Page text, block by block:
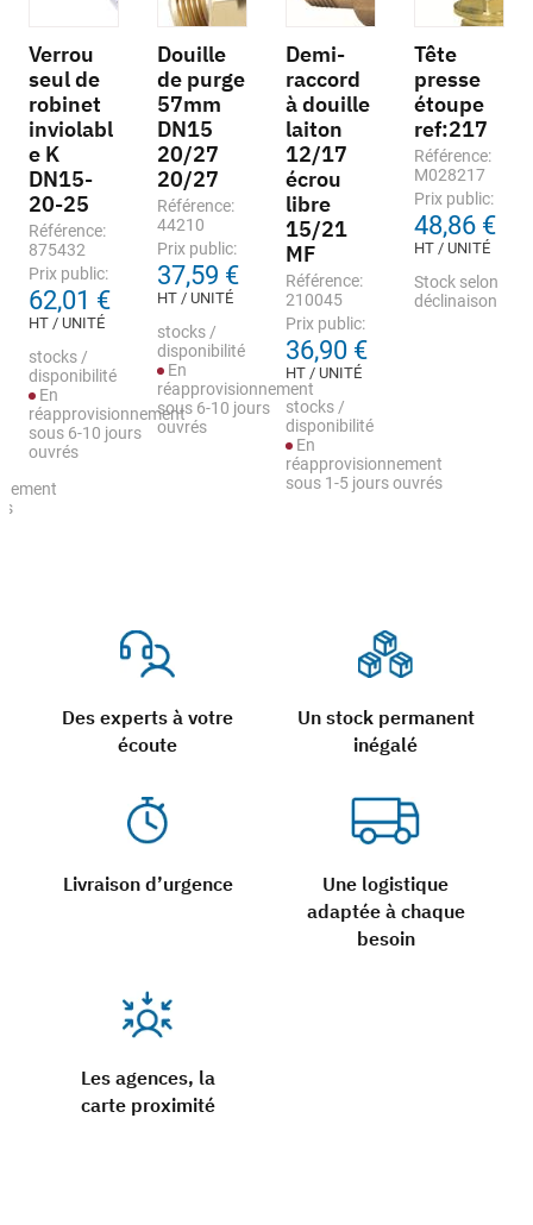
Des experts à votre
écoute
Un stock permanent
inégalé
Livraison d’urgence
Une logistique
adaptée à chaque
besoin
Les agences, la
carte proximité
Verrou
seul de
robinet
inviolabl
e K
DN15-
20-25
Référence:
875432
Prix public:
62,01 €
HT / UNITÉ
stocks /
disponibilité
En
réapprovisionnement
sous 6-10 jours
ouvrés
Douille
de purge
57mm
DN15
20/27
20/27
Référence:
44210
Prix public:
37,59 €
HT / UNITÉ
stocks /
disponibilité
En
réapprovisionnement
sous 6-10 jours
ouvrés
Demi-
raccord
à douille
laiton
12/17
écrou
libre
15/21
MF
Référence:
210045
Prix public:
36,90 €
HT / UNITÉ
stocks /
disponibilité
En
réapprovisionnement
sous 1-5 jours ouvrés
Tête
presse
étoupe
ref:217
Référence:
M028217
Prix public:
48,86 €
HT / UNITÉ
Stock selon
déclinaison